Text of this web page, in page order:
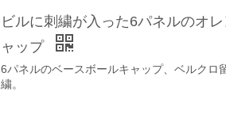
ビルに刺繍が入った6パネルのオ
ャップ
6パネルのベースボールキャップ、ベルクロ
繍。